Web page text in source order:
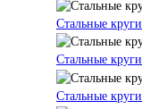
Стальные
Стальные
Стальные